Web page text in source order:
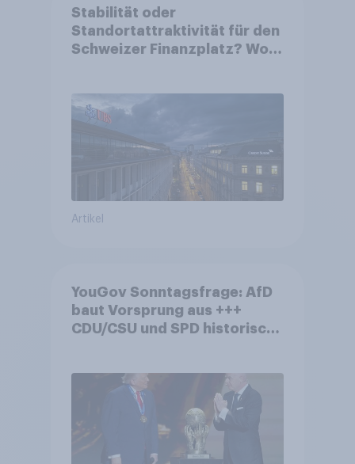
Stabilität oder
Standortattraktivität für den
Schweizer Finanzplatz? Wo
von Grossbanken steht
Artikel
YouGov Sonntagsfrage: AfD
baut Vorsprung aus +++
CDU/CSU und SPD historisch
Fußball-WM ohne Politik